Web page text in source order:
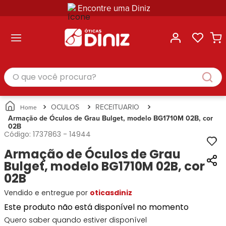
Encontre uma Diniz
Masculino
Feminino
Infantil
Unissex
Busque
Por
Marcas
Ana
Hickmann
Bulget
Miu-
Miu
Guess
Lacoste
Categorias
Masculino
Feminino
Infantil
Unissex
Busque
Por
Ray-
Ban
Prada
Ana
Hickmann
Tecnol
Correntes
para
Óculos
Estojos
para
Óculos
Soluções
e
Cuidados
Busque
Ray-
Ban
Prada
Armani
Exchange
Tommy
Hilfiger
Ana
Hickmann
Guess
Speedo
Categoria
Armações
de Óculos
Óculos
de Sol
Corrente
para
Óculos
Estojo
para
Óculos
Gênero
Masculino
Feminino
O que você procura?
OCULOS
RECEITUARIO
Armação de Óculos de Grau Bulget, modelo BG1710M 02B, cor
02B
Código: 1737863 - 14944
Armação de Óculos de Grau
Bulget, modelo BG1710M 02B, cor
02B
Vendido e entregue por oticasdiniz
Este produto não está disponível no momento
Quero saber quando estiver disponível